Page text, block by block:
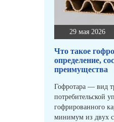
29 мая 2026
Что такое
определение,
преимущества
Гофротара — вид
потребительской
гофрированного
минимум из двух